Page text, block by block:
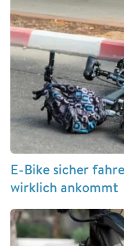
E-Bike sicher
wirklich ankommt